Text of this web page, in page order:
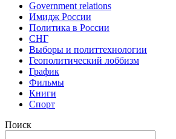
Government relations
Имидж России
Политика в России
СНГ
Выборы и политтехнологии
Геополитический лоббизм
График
Фильмы
Книги
Спорт
Поиск